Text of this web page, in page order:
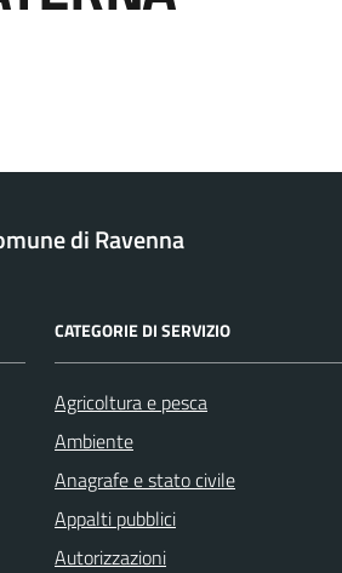
di Ravenna
CATEGORIE DI SERVIZIO
Agricoltura e pesca
Ambiente
Anagrafe e stato civile
Appalti pubblici
Autorizzazioni